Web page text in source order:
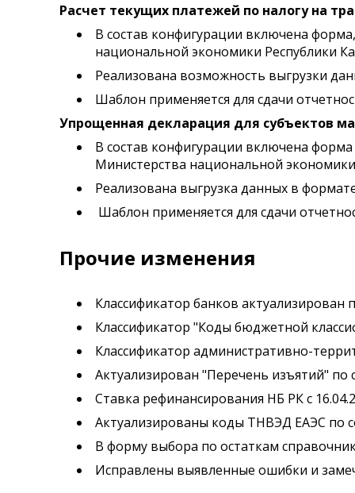
Расчет текущих платежей по налогу на
В состав конфигурации включена
национальной экономики Республики
Реализована возможность выгрузки
Шаблон применяется для сдачи
Упрощенная декларация для субъектов
В состав конфигурации включена
Министерства национальной
Реализована выгрузка данных в
Шаблон применяется для сдачи
Прочие изменения
Классификатор банков актуализирован
Классификатор "Коды бюджетной
Классификатор административно-
Актуализирован "Перечень изъятий" по
Ставка рефинансирования НБ РК с
Актуализированы коды ТНВЭД ЕАЭС по
В форму выбора по остаткам
Исправлены выявленные ошибки и